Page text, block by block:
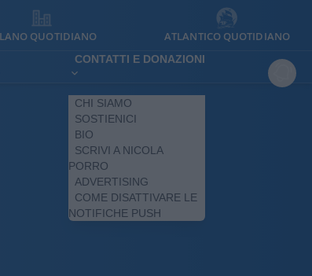
QUOTIDIANO ATLANTICO QUOTIDIANO
CONTATTI E DONAZIONI
CHI SIAMO
SOSTIENICI
BIO
SCRIVI A NICOLA
PORRO
ADVERTISING
COME DISATTIVARE LE
NOTIFICHE PUSH